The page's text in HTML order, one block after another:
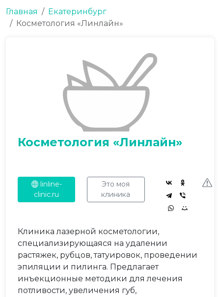
Главная
Екатеринбург
Косметология «Линлайн»
Косметология «Линлайн»
linline-
clinic.ru
Это моя
клиника
Клиника лазерной косметологии,
специализирующаяся на удалении
растяжек, рубцов, татуировок, проведении
эпиляции и пилинга. Предлагает
инъекционные методики для лечения
потливости, увеличения губ,